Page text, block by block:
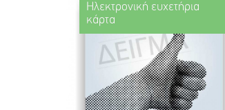
Ηλεκτρονική ευχετήρια
κάρτα